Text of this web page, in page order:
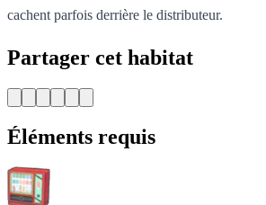
cachent parfois derrière le distributeur.
Partager cet habitat
Éléments requis